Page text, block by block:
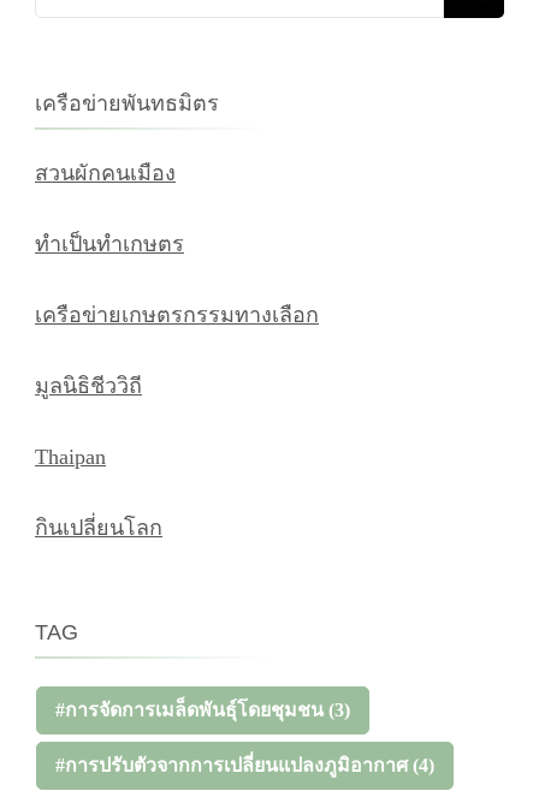
เกี่ยว
เครือข่ายพันทธมิตร
สวนผักคนเมือง
ทำเป็นทำเกษตร
เครือข่ายเกษตรกรรมทางเลือก
มูลนิธิชีววิถี
Thaipan
กินเปลี่ยนโลก
TAG
#การจัดการเมล็ดพันธุ์โดยชุมชน (3)
#การปรับตัวจากการเปลี่ยนแปลงภูมิอากาศ(4)